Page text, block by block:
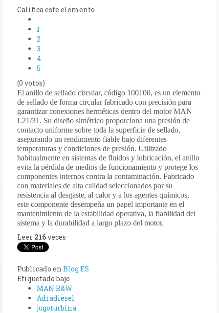
Califica este elemento
1
2
3
4
5
(0 votos)
El anillo de sellado circular, código 100100, es un elemento
de sellado de forma circular fabricado con precisión para
garantizar conexiones herméticas dentro del motor MAN
L21/31. Su diseño simétrico proporciona una presión de
contacto uniforme sobre toda la superficie de sellado,
asegurando un rendimiento fiable bajo diferentes
temperaturas y condiciones de presión. Utilizado
habitualmente en sistemas de fluidos y lubricación, el anillo
evita la pérdida de medios de funcionamiento y protege los
componentes internos contra la contaminación. Fabricado
con materiales de alta calidad seleccionados por su
resistencia al desgaste, al calor y a los agentes químicos,
este componente desempeña un papel importante en el
mantenimiento de la estabilidad operativa, la fiabilidad del
sistema y la durabilidad a largo plazo del motor.
Leer 216veces
Publicado en Blog ES
Etiquetado bajo
MAN B&W
Adradiesel
jugoturbina